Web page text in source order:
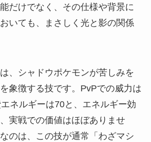
だけでなく、その仕様や背景に
いても、まさしく光と影の関係
は、シャドウポケモンが苦しみを
象徴する技です。PvPでの威力は
ネルギーは70と、エネルギー効
実戦での価値はほぼありませ
のは、この技が通常「わざマシ